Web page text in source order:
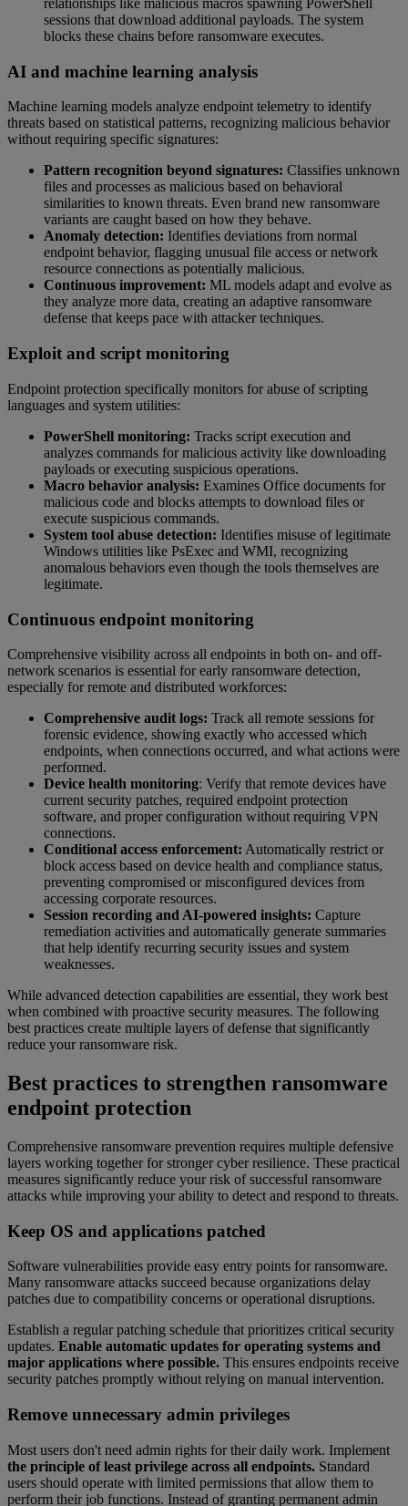
relationships like malicious macros spawning PowerShell
sessions that download additional payloads. The system
blocks these chains before ransomware executes.
AI and machine learning analysis
Machine learning models analyze endpoint telemetry to identify
threats based on statistical patterns, recognizing malicious behavior
without requiring specific signatures:
Pattern recognition beyond signatures: Classifies unknown
files and processes as malicious based on behavioral
similarities to known threats. Even brand new ransomware
variants are caught based on how they behave.
Anomaly detection: Identifies deviations from normal
endpoint behavior, flagging unusual file access or network
resource connections as potentially malicious.
Continuous improvement: ML models adapt and evolve as
they analyze more data, creating an adaptive ransomware
defense that keeps pace with attacker techniques.
Exploit and script monitoring
Endpoint protection specifically monitors for abuse of scripting
languages and system utilities:
PowerShell monitoring: Tracks script execution and
analyzes commands for malicious activity like downloading
payloads or executing suspicious operations.
Macro behavior analysis: Examines Office documents for
malicious code and blocks attempts to download files or
execute suspicious commands.
System tool abuse detection: Identifies misuse of legitimate
Windows utilities like PsExec and WMI, recognizing
anomalous behaviors even though the tools themselves are
legitimate.
Continuous endpoint monitoring
Comprehensive visibility across all endpoints in both on- and off-
network scenarios is essential for early ransomware detection,
especially for remote and distributed workforces:
Comprehensive audit logs: Track all remote sessions for
forensic evidence, showing exactly who accessed which
endpoints, when connections occurred, and what actions were
performed.
Device health monitoring: Verify that remote devices have
current security patches, required endpoint protection
software, and proper configuration without requiring VPN
connections.
Conditional access enforcement: Automatically restrict or
block access based on device health and compliance status,
preventing compromised or misconfigured devices from
accessing corporate resources.
Session recording and AI-powered insights: Capture
remediation activities and automatically generate summaries
that help identify recurring security issues and system
weaknesses.
While advanced detection capabilities are essential, they work best
when combined with proactive security measures. The following
best practices create multiple layers of defense that significantly
reduce your ransomware risk.
Best practices to strengthen ransomware
endpoint protection
Comprehensive ransomware prevention requires multiple defensive
layers working together for stronger cyber resilience. These practical
measures significantly reduce your risk of successful ransomware
attacks while improving your ability to detect and respond to threats.
Keep OS and applications patched
Software vulnerabilities provide easy entry points for ransomware.
Many ransomware attacks succeed because organizations delay
patches due to compatibility concerns or operational disruptions.
Establish a regular patching schedule that prioritizes critical security
updates. Enable automatic updates for operating systems and
major applications where possible. This ensures endpoints receive
security patches promptly without relying on manual intervention.
Remove unnecessary admin privileges
Most users don't need admin rights for their daily work. Implement
the principle of least privilege across all endpoints. Standard
users should operate with limited permissions that allow them to
perform their job functions. Instead of granting permanent admin